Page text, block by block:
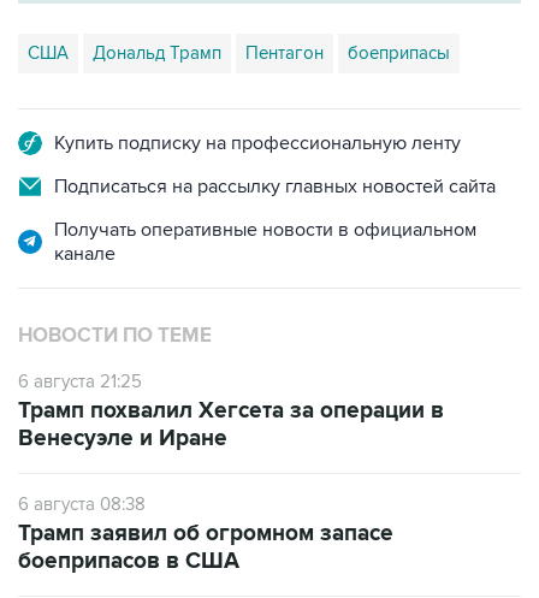
США Дональд Трамп Пентагон боеприпасы
Купить подписку на профессиональную ленту
Подписаться на рассылку главных новостей сайта
Получать оперативные новости в официальном
канале
НОВОСТИ ПО ТЕМЕ
6 августа 21:25
Трамп похвалил Хегсета за операции в
Венесуэле и Иране
6 августа 08:38
Трамп заявил об огромном запасе
боеприпасов в США